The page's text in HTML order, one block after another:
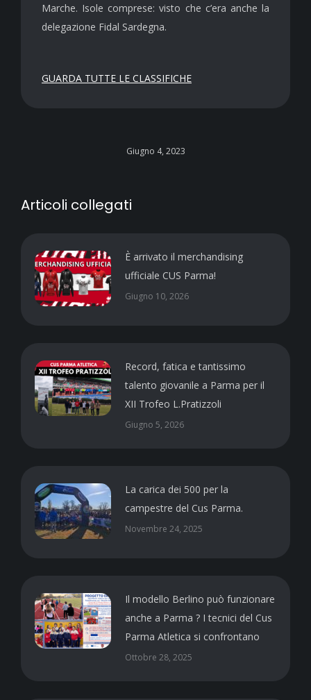
Marche. Isole comprese: visto che c’era anche la
delegazione Fidal Sardegna.
GUARDA TUTTE LE CLASSIFICHE
Giugno 4, 2023
Articoli collegati
È arrivato il merchandising
ufficiale CUS Parma!
Giugno 10, 2026
Record, fatica e tantissimo
talento giovanile a Parma per il
XII Trofeo L.Pratizzoli
Giugno 5, 2026
La carica dei 500 per la
campestre del Cus Parma.
Novembre 24, 2025
Il modello Berlino può funzionare
anche a Parma ? I tecnici del Cus
Parma Atletica si confrontano
Ottobre 28, 2025